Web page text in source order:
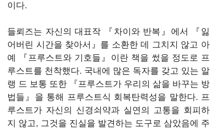
이다.
들뢰즈는 자신의 대표작 『차이와 반복』에서 『잃
어버린 시간을 찾아서』를 소환한 데 그치지 않고 아
예 『프루스트와 기호들』이란 책을 썼을 정도로 프
루스트를 천착했다. 국내에 많은 독자를 갖고 있는 알
랭 드 보통 또한 『프루스트가 우리의 삶을 바꾸는 방
법들』을 통해 프루스트식 회복탄력성을 말한다. 프
루스트가 자신의 신경쇠약과 실연의 고통을 회피하
지 않고, 그것을 진실을 발견하는 도구로 삼았음에 주